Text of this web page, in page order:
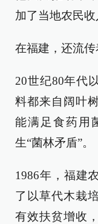
加了当地农民收
在福建，还流传
20世纪80年代
料都来自阔叶
能满足食药用
生“菌林矛盾”。
1986年，福建
了以草代木栽
有效扶贫增收